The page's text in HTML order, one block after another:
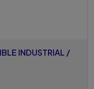
INDUSTRIAL /